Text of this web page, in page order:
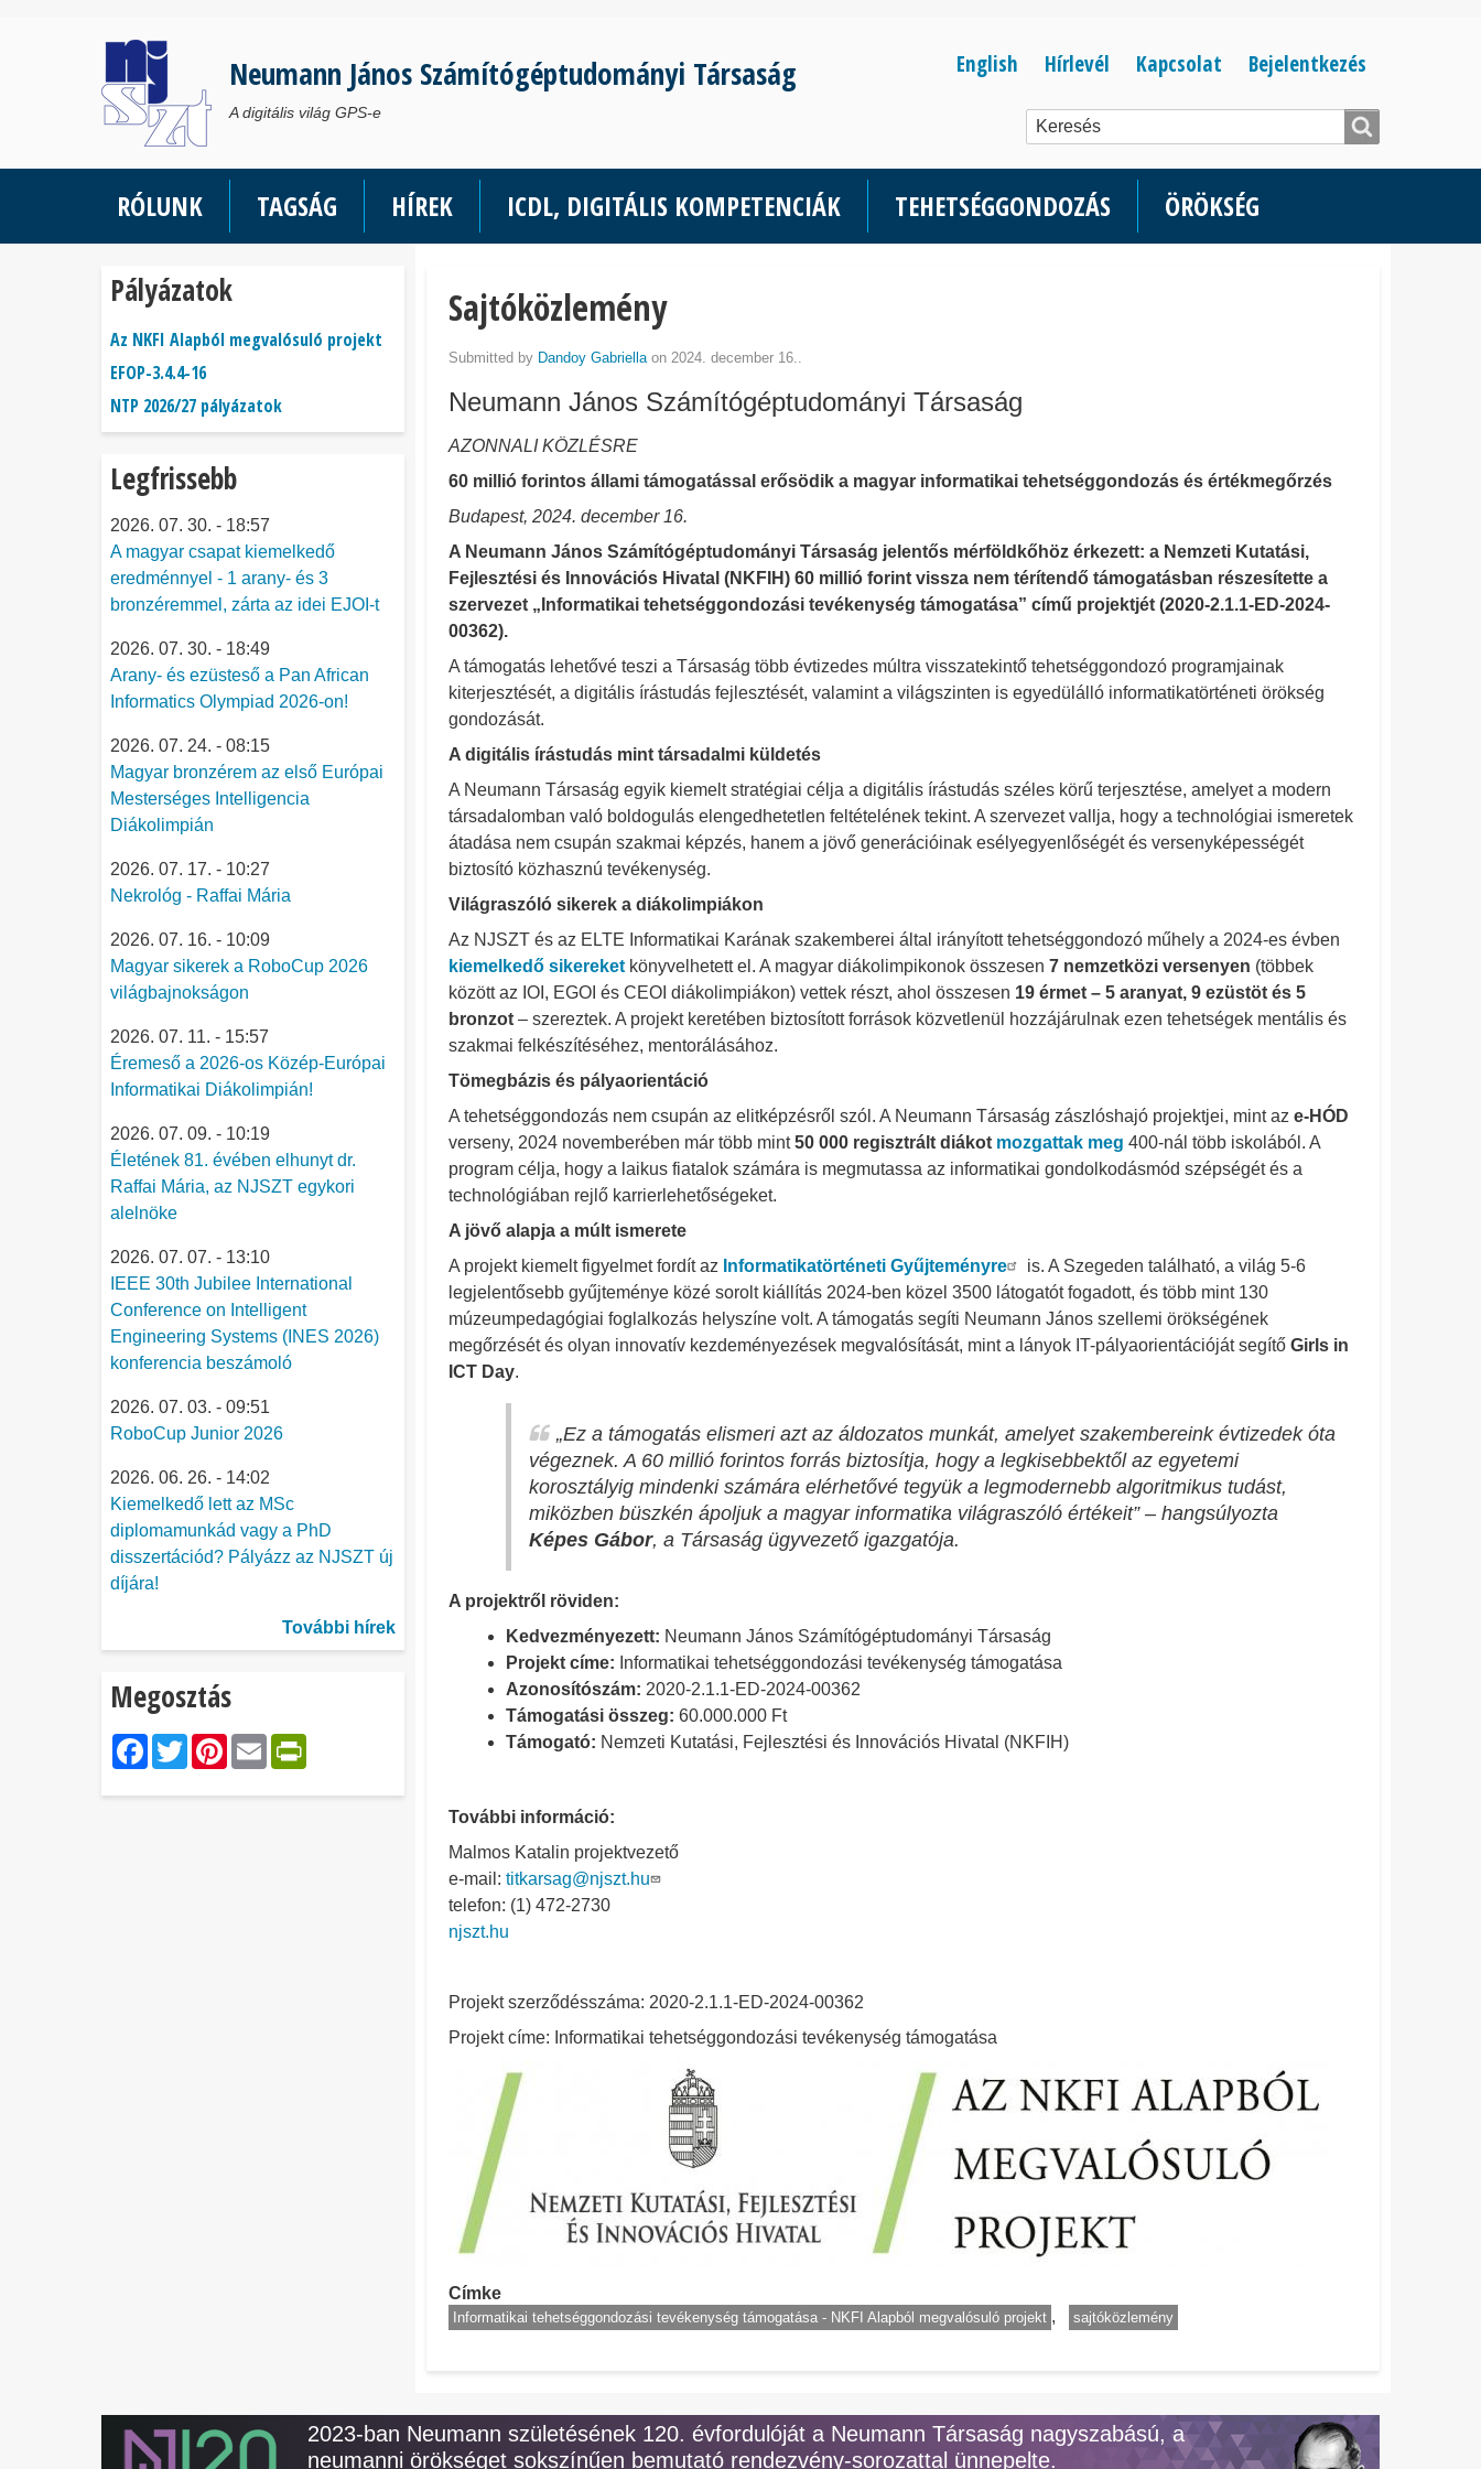
Neumann János Számítógéptudományi Társaság
A digitális világ GPS-e
Bejelentkezés
menüje
Bejelentkezés
English Hírlevél Kapcsolat
RÓLUNK TAGSÁG HÍREK ICDL, DIGITÁLIS KOMPETENCIÁK TEHETSÉGGONDOZÁS ÖRÖKSÉG
Sajtóközlemény
Submitted by Dandoy Gabriellaon 2024. december 16..
Neumann János Számítógéptudományi Társaság
AZONNALI KÖZLÉSRE
60 millió forintos állami támogatással erősödik a magyar informatikai tehetséggondozás és értékmegőrzés
Budapest, 2024. december 16.
A Neumann János Számítógéptudományi Társaság jelentős mérföldkőhöz érkezett: a Nemzeti Kutatási,
Fejlesztési és Innovációs Hivatal (NKFIH) 60 millió forint vissza nem térítendő támogatásban részesítette a
szervezet „Informatikai tehetséggondozási tevékenység támogatása” című projektjét (2020-2.1.1-ED-2024-
00362).
A támogatás lehetővé teszi a Társaság több évtizedes múltra visszatekintő tehetséggondozó programjainak
kiterjesztését, a digitális írástudás fejlesztését, valamint a világszinten is egyedülálló informatikatörténeti örökség
gondozását.
A digitális írástudás mint társadalmi küldetés
A Neumann Társaság egyik kiemelt stratégiai célja a digitális írástudás széles körű terjesztése, amelyet a modern
társadalomban való boldogulás elengedhetetlen feltételének tekint. A szervezet vallja, hogy a technológiai ismeretek
átadása nem csupán szakmai képzés, hanem a jövő generációinak esélyegyenlőségét és versenyképességét
biztosító közhasznú tevékenység.
Világraszóló sikerek a diákolimpiákon
Az NJSZT és az ELTE Informatikai Karának szakemberei által irányított tehetséggondozó műhely a 2024-es évben
kiemelkedő sikereket könyvelhetett el. A magyar diákolimpikonok összesen 7 nemzetközi versenyen (többek
között az IOI, EGOI és CEOI diákolimpiákon) vettek részt, ahol összesen 19 érmet – 5 aranyat, 9 ezüstöt és 5
bronzot – szereztek. A projekt keretében biztosított források közvetlenül hozzájárulnak ezen tehetségek mentális és
szakmai felkészítéséhez, mentorálásához.
Tömegbázis és pályaorientáció
A tehetséggondozás nem csupán az elitképzésről szól. A Neumann Társaság zászlóshajó projektjei, mint az e-HÓD
verseny, 2024 novemberében már több mint50 000 regisztrált diákot mozgattak meg 400-nál több iskolából. A
program célja, hogy a laikus fiatalok számára is megmutassa az informatikai gondolkodásmód szépségét és a
technológiában rejlő karrierlehetőségeket.
A jövő alapja a múlt ismerete
A projekt kiemelt figyelmet fordít az Informatikatörténeti Gyűjteményre
is. A Szegeden található, a világ 5-6
legjelentősebb gyűjteménye közé sorolt kiállítás 2024-ben közel 3500 látogatót fogadott, és több mint 130
múzeumpedagógiai foglalkozás helyszíne volt. A támogatás segíti Neumann János szellemi örökségének
megőrzését és olyan innovatív kezdeményezések megvalósítását, mint a lányok IT-pályaorientációját segítő Girls in
ICT Day.
„Ez a támogatás elismeri azt az áldozatos munkát, amelyet szakembereink évtizedek óta
végeznek. A 60 millió forintos forrás biztosítja, hogy a legkisebbektől az egyetemi
korosztályig mindenki számára elérhetővé tegyük a legmodernebb algoritmikus tudást,
miközben büszkén ápoljuk a magyar informatika világraszóló értékeit”– hangsúlyozta
Képes Gábor, a Társaság ügyvezető igazgatója.
A projektről röviden:
Kedvezményezett: Neumann János Számítógéptudományi Társaság
Projekt címe: Informatikai tehetséggondozási tevékenység támogatása
Azonosítószám: 2020-2.1.1-ED-2024-00362
Támogatási összeg: 60.000.000 Ft
Támogató: Nemzeti Kutatási, Fejlesztési és Innovációs Hivatal (NKFIH)
További információ:
Malmos Katalin projektvezető
e-mail: titkarsag@njszt.hu
telefon: (1) 472-2730
njszt.hu
Projekt szerződésszáma: 2020-2.1.1-ED-2024-00362
Projekt címe: Informatikai tehetséggondozási tevékenység támogatása
Címke
Informatikai tehetséggondozási tevékenység támogatása - NKFI Alapból megvalósuló projekt sajtóközlemény
Pályázatok
Az NKFI Alapból megvalósuló projekt
EFOP-3.4.4-16
NTP 2026/27 pályázatok
Legfrissebb
2026. 07. 30. - 18:57
A magyar csapat kiemelkedő
eredménnyel - 1 arany- és 3
bronzéremmel, zárta az idei EJOI-t
2026. 07. 30. - 18:49
Arany- és ezüsteső a Pan African
Informatics Olympiad 2026-on!
2026. 07. 24. - 08:15
Magyar bronzérem az első Európai
Mesterséges Intelligencia
Diákolimpián
2026. 07. 17. - 10:27
Nekrológ - Raffai Mária
2026. 07. 16. - 10:09
Magyar sikerek a RoboCup 2026
világbajnokságon
2026. 07. 11. - 15:57
Éremeső a 2026-os Közép-Európai
Informatikai Diákolimpián!
2026. 07. 09. - 10:19
Életének 81. évében elhunyt dr.
Raffai Mária, az NJSZT egykori
alelnöke
2026. 07. 07. - 13:10
IEEE 30th Jubilee International
Conference on Intelligent
Engineering Systems (INES 2026)
konferencia beszámoló
2026. 07. 03. - 09:51
RoboCup Junior 2026
2026. 06. 26. - 14:02
Kiemelkedő lett az MSc
diplomamunkád vagy a PhD
disszertációd? Pályázz az NJSZT új
díjára!
További hírek
Megosztás
Facebook
Twitter
Pinterest
EmailPrintFriendly
2023-ban Neumann születésének 120. évfordulóját a Neumann Társaság nagyszabású, a
neumanni örökséget sokszínűen bemutató rendezvény-sorozattal ünnepelte.